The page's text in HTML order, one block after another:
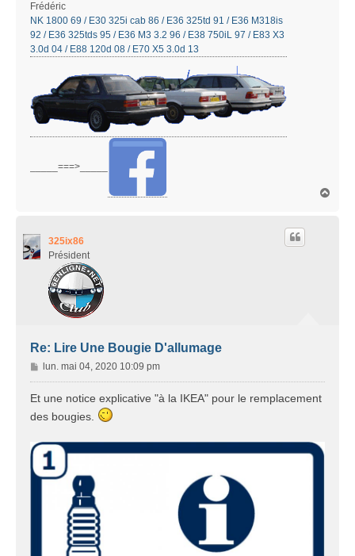
Frédéric
NK 1800 69 / E30 325i cab 86 / E36 325td 91 / E36 M318is
92 / E36 325tds 95 / E36 M3 3.2 96 / E38 750iL 97 / E83 X3
3.0d 04 / E88 120d 08 / E70 X5 3.0d 13
_____===>_____
325ix86
Président
Re: Lire Une Bougie D'allumage
M
e
s
a
e
lun. mai 04, 2020 10:09 pm
Et une notice explicative "à la IKEA" pour le remplacement
des bougies.